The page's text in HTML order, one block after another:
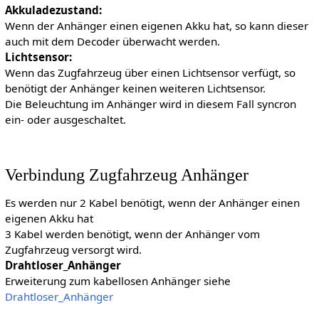
Akkuladezustand:
Wenn der Anhänger einen eigenen Akku hat, so kann dieser
auch mit dem Decoder überwacht werden.
Lichtsensor:
Wenn das Zugfahrzeug über einen Lichtsensor verfügt, so
benötigt der Anhänger keinen weiteren Lichtsensor.
Die Beleuchtung im Anhänger wird in diesem Fall syncron
ein- oder ausgeschaltet.
Verbindung Zugfahrzeug Anhänger
Es werden nur 2 Kabel benötigt, wenn der Anhänger einen
eigenen Akku hat
3 Kabel werden benötigt, wenn der Anhänger vom
Zugfahrzeug versorgt wird.
Drahtloser_Anhänger
Erweiterung zum kabellosen Anhänger siehe
Drahtloser_Anhänger